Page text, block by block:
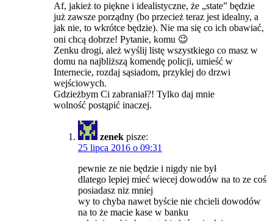
Af, jakież to piękne i idealistyczne, że „state” będzie
już zawsze porządny (bo przecież teraz jest idealny, a
jak nie, to wkrótce będzie). Nie ma się co ich obawiać,
oni chcą dobrze! Pytanie, komu 😉
Zenku drogi, ależ wyślij listę wszystkiego co masz w
domu na najbliższą komendę policji, umieść w
Internecie, rozdaj sąsiadom, przyklej do drzwi
wejściowych.
Gdzieżbym Ci zabraniał?! Tylko daj mnie
wolność postąpić inaczej.
zenek pisze:
25 lipca 2016 o 09:31
pewnie ze nie będzie i nigdy nie był
dlatego lepiej mieć wiecej dowodów na to ze coś
posiadasz niz mniej
wy to chyba nawet byście nie chcieli dowodów
na to że macie kase w banku